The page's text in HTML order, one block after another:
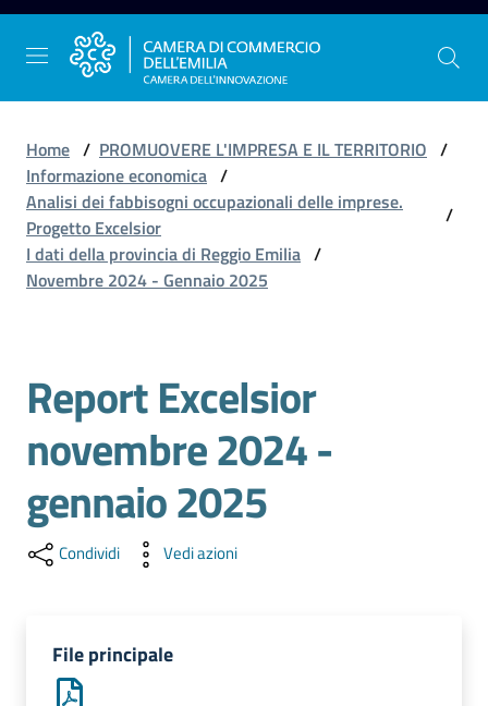
Vai al contenuto
Vai alla navigazione
Vai al footer
La
Camera
dell'Emilia
l'impresa
Promuovere
l'impresa
e
il
Tutelare
l'Impresa
Home / PROMUOVERE L'IMPRESA E IL TERRITORIO /
Informazione economica /
Analisi dei fabbisogni occupazionali delle imprese.
Progetto Excelsior
/
I dati della provincia di Reggio Emilia /
Novembre 2024 - Gennaio 2025
Report Excelsior
novembre 2024 -
gennaio 2025
Condividi Vedi azioni
File principale